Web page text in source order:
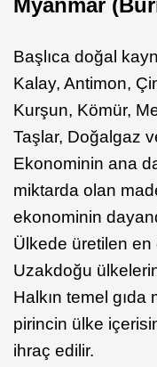
Myanmar
Başlıca doğal
Kalay, Antimon,
Kurşun, Kömür,
Taşlar, Doğalgaz
Ekonominin ana
miktarda olan
ekonominin
Ülkede üretilen en
Uzakdoğu
Halkın temel
pirincin ülke
ihraç edilir.